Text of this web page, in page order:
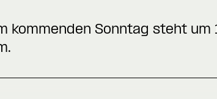
kommenden Sonntag steht